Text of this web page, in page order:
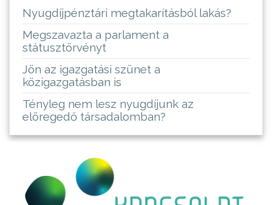
Nyugdíjpénztári megtakarításból lakás?
Megszavazta a parlament a
státusztörvényt
Jön az igazgatási szünet a
közigazgatásban is
Tényleg nem lesz nyugdíjunk az
elöregedő társadalomban?